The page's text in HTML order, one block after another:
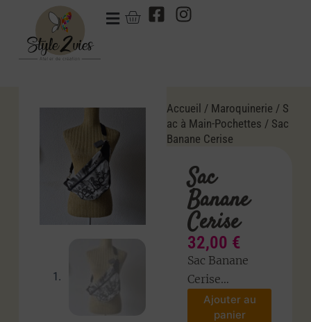
Accueil / Maroquinerie / S
ac à Main-Pochettes / Sac
Banane Cerise
Sac
Banane
Cerise
32,00 €
Sac Banane
Cerise…
Ajouter au
panier